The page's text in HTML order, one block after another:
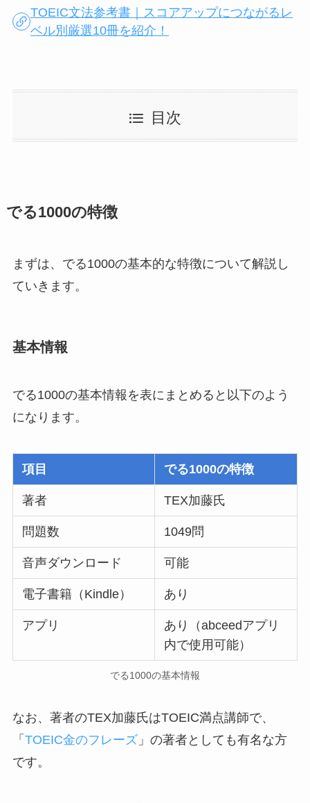
TOEIC文法参考書｜スコアアップにつながるレ
ベル別厳選10冊を紹介！
目次
でる1000の特徴
まずは、でる1000の基本的な特徴について解説し
ていきます。
基本情報
でる1000の基本情報を表にまとめると以下のよう
になります。
項目 でる1000の特徴
著者 TEX加藤氏
問題数 1049問
音声ダウンロード 可能
電子書籍（Kindle） あり
アプリ
あり（abceedアプリ
内で使用可能）
でる1000の基本情報
なお、著者のTEX加藤氏はTOEIC満点講師で、
「 TOEIC金のフレーズ」の著者としても有名な方
です。